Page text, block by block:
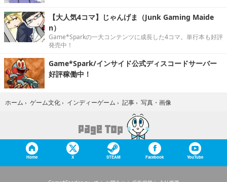
【大人気4コマ】じゃんげま（Junk Gaming Maide
n）
Game*Sparkの一大コンテンツに成長した4コマ。単行本も好評
発売中！
Game*Spark/インサイド公式ディスコードサーバー
好評稼働中！
ホーム › ゲーム文化 › インディーゲーム › 記事 › 写真・画像
Home X STEAM Facebook YouTube